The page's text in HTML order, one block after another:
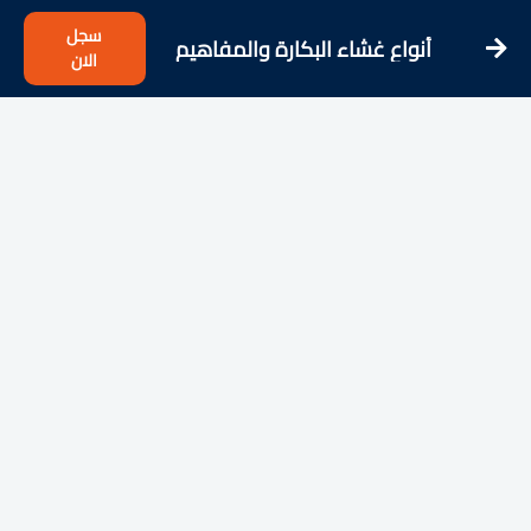
أنواع غشاء البكارة والمفاهيم
الخاطئة عنه
سجل
الان